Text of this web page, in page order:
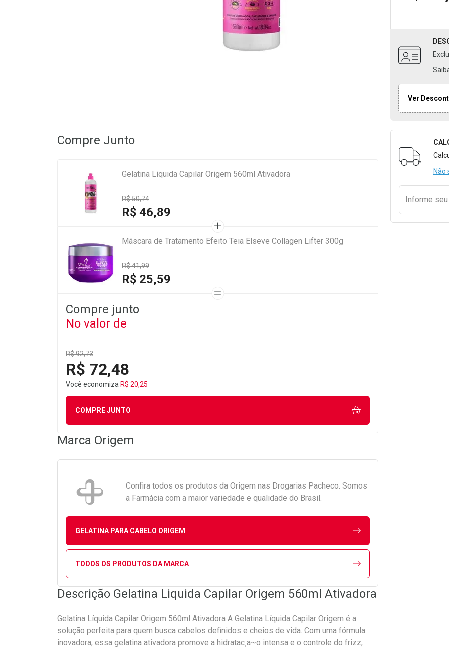
Ver
Não
Informe seu
Compre Junto
Gelatina Liquida Capilar Origem 560ml Ativadora
R$ 50,74
R$ 46,89
Máscara de Tratamento Efeito Teia Elseve Collagen Lifter 300g
R$ 41,99
R$ 25,59
Compre junto
No valor de
R$ 92,73
R$ 72,48
Você economiza R$ 20,25
COMPRE JUNTO
Marca Origem
Confira todos os produtos da Origem nas Drogarias Pacheco. Somos
a Farmácia com a maior variedade e qualidade do Brasil.
GELATINA PARA CABELO ORIGEM
TODOS OS PRODUTOS DA MARCA
Descrição Gelatina Liquida Capilar Origem 560ml Ativadora
Gelatina Líquida Capilar Origem 560ml Ativadora A Gelatina Líquida Capilar Origem é a
solução perfeita para quem busca cabelos definidos e cheios de vida. Com uma fórmula
inovadora, essa gelatina ativadora promove a hidratac¸a~o intensa e o controle do frizz,